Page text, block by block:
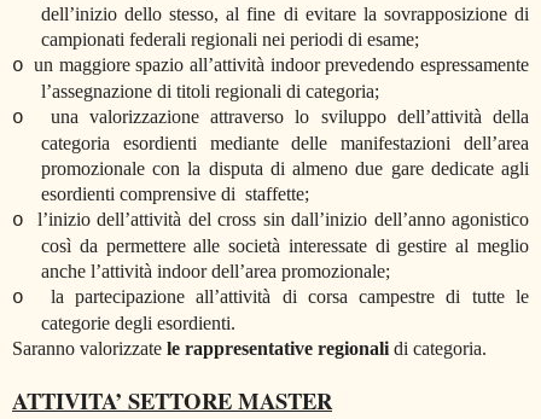
dell’inizio dello stesso, al fine di evitare la sovrapposizione di
campionati federali regionali nei periodi di esame;
o un maggiore spazio all’attività indoor prevedendo espressamente
l’assegnazione di titoli regionali di categoria;
o
una valorizzazione attraverso lo sviluppo dell’attività della
categoria esordienti mediante delle manifestazioni dell’area
promozionale con la disputa di almeno due gare dedicate agli
esordienti comprensive di staffette;
o
l’inizio dell’attività del cross sin dall’inizio dell’anno agonistico
così da permettere alle società interessate di gestire al meglio
anche l’attività indoor dell’area promozionale;
o
la partecipazione all’attività di corsa campestre di tutte le
categorie degli esordienti.
Saranno valorizzate le rappresentative regionali di categoria.
ATTIVITA’ SETTORE MASTER